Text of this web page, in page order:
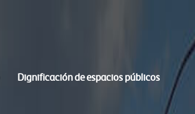
Dignificación de espacios públicos